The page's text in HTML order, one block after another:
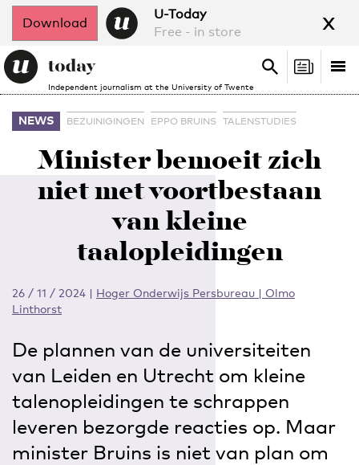
Download
U-Today
Free - in store
x
Independent journalism at the University of Twente
Search
Search
NEWS BEZUINIGINGEN EPPO BRUINS TALENSTUDIES
Minister bemoeit zich
niet met voortbestaan
van kleine
taalopleidingen
26 / 11 / 2024 | Hoger Onderwijs Persbureau | Olmo
Linthorst
De plannen van de universiteiten
van Leiden en Utrecht om kleine
talenopleidingen te schrappen
leveren bezorgde reacties op. Maar
minister Bruins is niet van plan om